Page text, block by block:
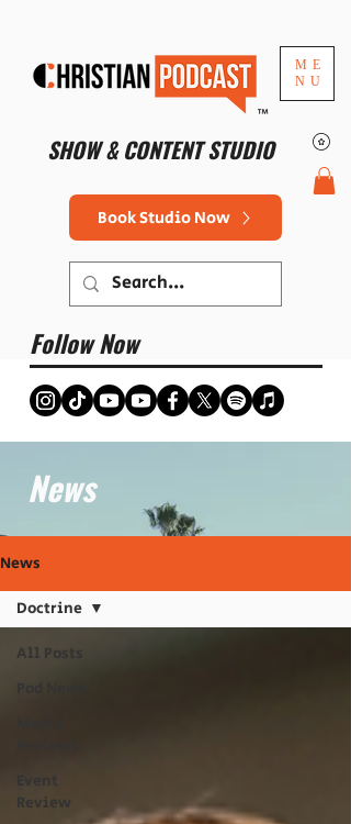
ME
NU
SHOW & CONTENT STUDIO
™
Book Studio Now
Follow Now
News
News
All Posts
Event
Review
Doctrine